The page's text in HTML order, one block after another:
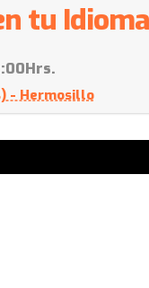
tu Idioma
- Hermosillo